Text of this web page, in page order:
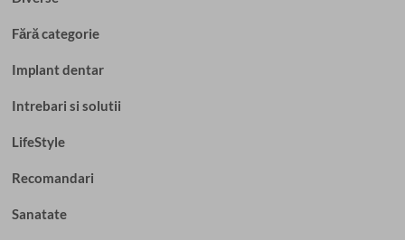
Fără categorie
Implant dentar
Intrebari si solutii
LifeStyle
Recomandari
Sanatate